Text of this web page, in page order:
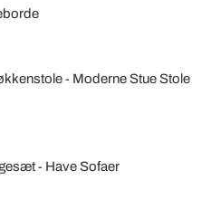
Moderne Stue Stole
Have Sofaer